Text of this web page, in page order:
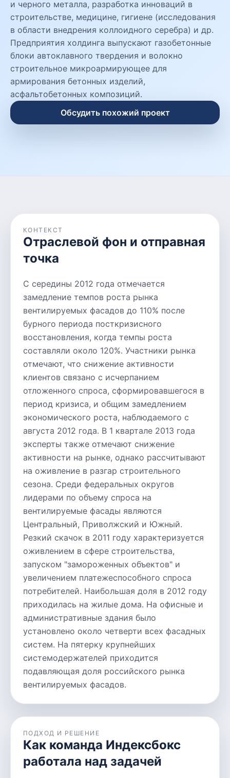
и черного металла, разработка инноваций в
строительстве, медицине, гигиене (исследования
в области внедрения коллоидного серебра) и др.
Предприятия холдинга выпускают газобетонные
блоки автоклавного твердения и волокно
строительное микроармирующее для
армирования бетонных изделий,
асфальтобетонных композиций.
Обсудить похожий проект
КОНТЕКСТ
Отраслевой фон и отправная
точка
С середины 2012 года отмечается
замедление темпов роста рынка
вентилируемых фасадов до 110% после
бурного периода посткризисного
восстановления, когда темпы роста
составляли около 120%. Участники рынка
отмечают, что снижение активности
клиентов связано с исчерпанием
отложенного спроса, сформировавшегося в
период кризиса, и общим замедлением
экономического роста, наблюдаемого с
августа 2012 года. В 1 квартале 2013 года
эксперты также отмечают снижение
активности на рынке, однако рассчитывают
на оживление в разгар строительного
сезона. Среди федеральных округов
лидерами по объему спроса на
вентилируемые фасады являются
Центральный, Приволжский и Южный.
Резкий скачок в 2011 году характеризуется
оживлением в сфере строительства,
запуском "замороженных объектов" и
увеличением платежеспособного спроса
потребителей. Наибольшая доля в 2012 году
приходилась на жилые дома. На офисные и
административные здания было
установлено около четверти всех фасадных
систем. На пятерку крупнейших
системодержателей приходится
подавляющая доля российского рынка
вентилируемых фасадов.
ПОДХОД И РЕШЕНИЕ
Как команда Индексбокс
работала над задачей